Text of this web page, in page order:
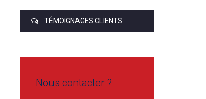
TÉMOIGNAGES CLIENTS
Nous contacter ?